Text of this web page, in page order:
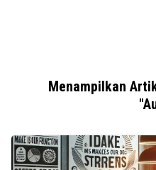
Menampilkan